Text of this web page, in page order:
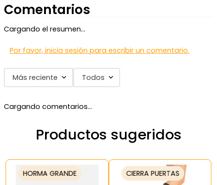
Comentarios
Cargando el resumen…
Por favor, inicia sesión para escribir un comentario.
Más reciente Todos
Cargando comentarios…
Productos sugeridos
HORMA GRANDE CIERRA PUERTAS